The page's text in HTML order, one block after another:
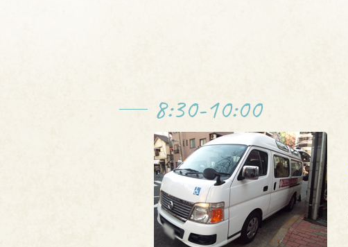
8:30-10:00